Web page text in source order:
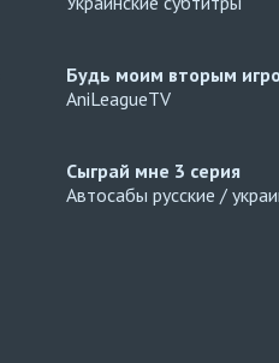
Будь моим вторым
AniLeagueTV
Сыграй мне 3 серия
Автосабы русские /